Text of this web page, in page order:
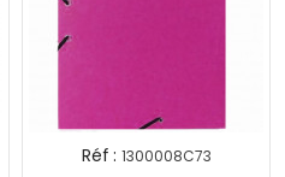
Réf : 1300008C73